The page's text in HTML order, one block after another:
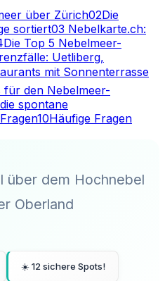
über Zürich02Die
sortiert03 ️ Nebelkarte.ch:
Die Top 5 Nebelmeer-
Uetliberg,
mit Sonnenterrasse
für den Nebelmeer-
spontane
10Häufige Fragen
über dem Hochnebel
Oberland
☀️ 12 sichere Spots!